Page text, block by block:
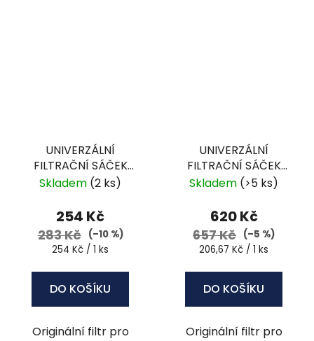
UNIVERZÁLNÍ
FILTRAČNÍ SÁČEK
FILTRE 186 1KS
Skladem (2 ks)
254 Kč
283 Kč
(–10 %)
Měrná
254 Kč / 1 ks
DO KOŠÍKU
Originální filtr pro
UNIVERZÁLNÍ
FILTRAČNÍ SÁČEK
FILTRE 186 U 3KS
Skladem (>5 ks)
620 Kč
657 Kč (–5 %)
Měrná
206,67 Kč / 1 ks
DO KOŠÍKU
Originální filtr pro